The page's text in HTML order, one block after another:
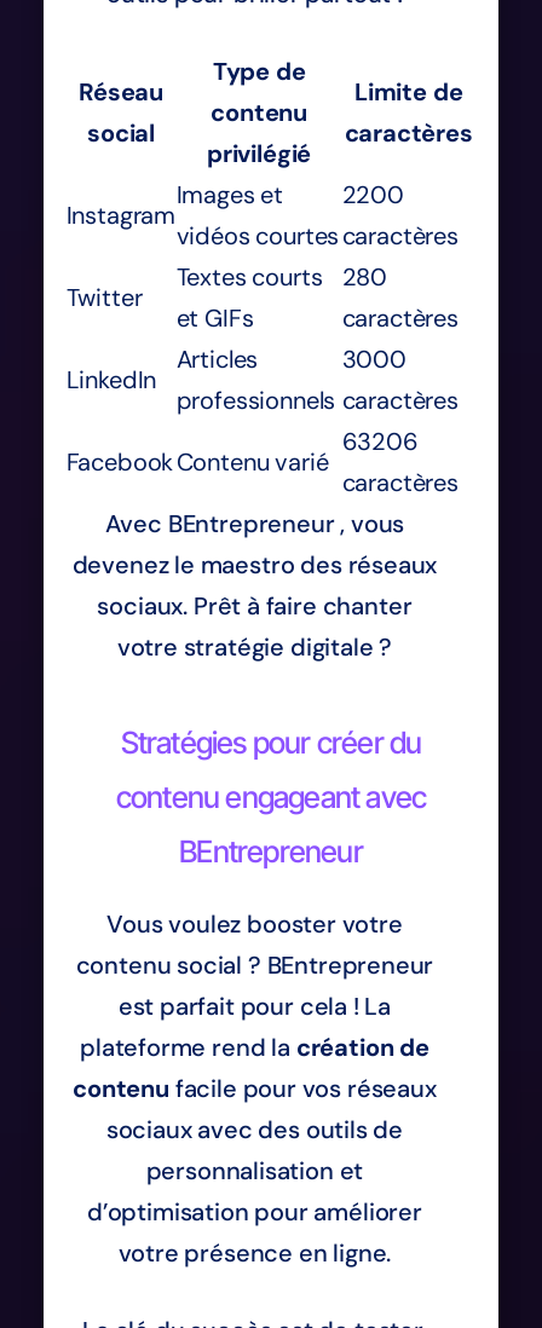
Réseau
social
Type de
contenu
privilégié
Limite de
caractères
Instagram
Images et
vidéos courtes
2200
caractères
Twitter
Textes courts
et GIFs
280
caractères
LinkedIn
Articles
professionnels
3000
caractères
FacebookContenu varié
63206
caractères
Avec BEntrepreneur , vous
devenez le maestro des réseaux
sociaux. Prêt à faire chanter
votre stratégie digitale ?
Stratégies pour créer du
contenu engageant avec
BEntrepreneur
Vous voulez booster votre
contenu social ? BEntrepreneur
est parfait pour cela ! La
plateforme rend la création de
contenu facile pour vos réseaux
sociaux avec des outils de
personnalisation et
d’optimisation pour améliorer
votre présence en ligne.